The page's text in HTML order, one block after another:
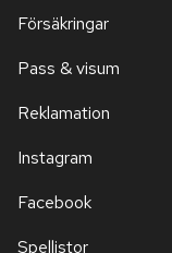
Försäkringar
Pass & visum
Reklamation
Instagram
Facebook
Spellistor